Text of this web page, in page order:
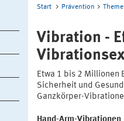
Start Prävention
Vibration -
Etwa 1 bis 2 Millionen
Sicherheit und
Ganzkörper-